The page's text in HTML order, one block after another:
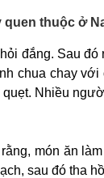
quen thuộc ở
đắng. Sau
chua chay
Nhiều
món ăn
sau đó tha